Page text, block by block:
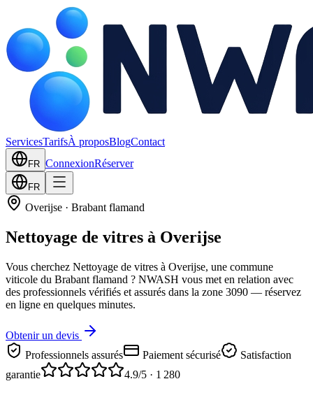
ServicesTarifsÀ proposBlogContact
FR ConnexionRéserver
FR
Overijse · Brabant flamand
Nettoyage de vitres à Overijse
Vous cherchez Nettoyage de vitres à Overijse, une commune
viticole du Brabant flamand ? NWASH vous met en relation avec
des professionnels vérifiés et assurés dans la zone 3090 — réservez
en ligne en quelques minutes.
Obtenir un devis
Professionnels assurés
Paiement sécurisé
Satisfaction
garantie
4.9/5 · 1 280